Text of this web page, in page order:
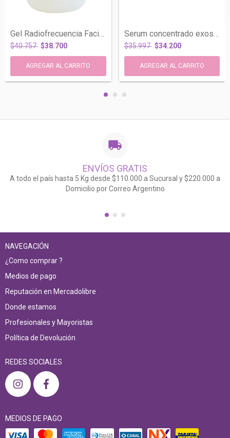
$40.757 $38.700 $35.997 $34.200
ENVÍOS GRATIS
A todo el país hasta 5 Kg desde $110.000 a Sucursal y $220.000 a
Domicilio por Correo Argentino
NAVEGACIÓN
¿Como comprar ?
Medios de pago
Reputación en Mercadolibre
Donde estamos
Profesionales y Mayoristas
Política de Devolución
REDES SOCIALES
MEDIOS DE PAGO